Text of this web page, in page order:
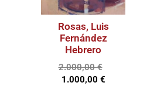
Rosas, Luis
Fernández
Hebrero
2.000,00€
1.000,00 €